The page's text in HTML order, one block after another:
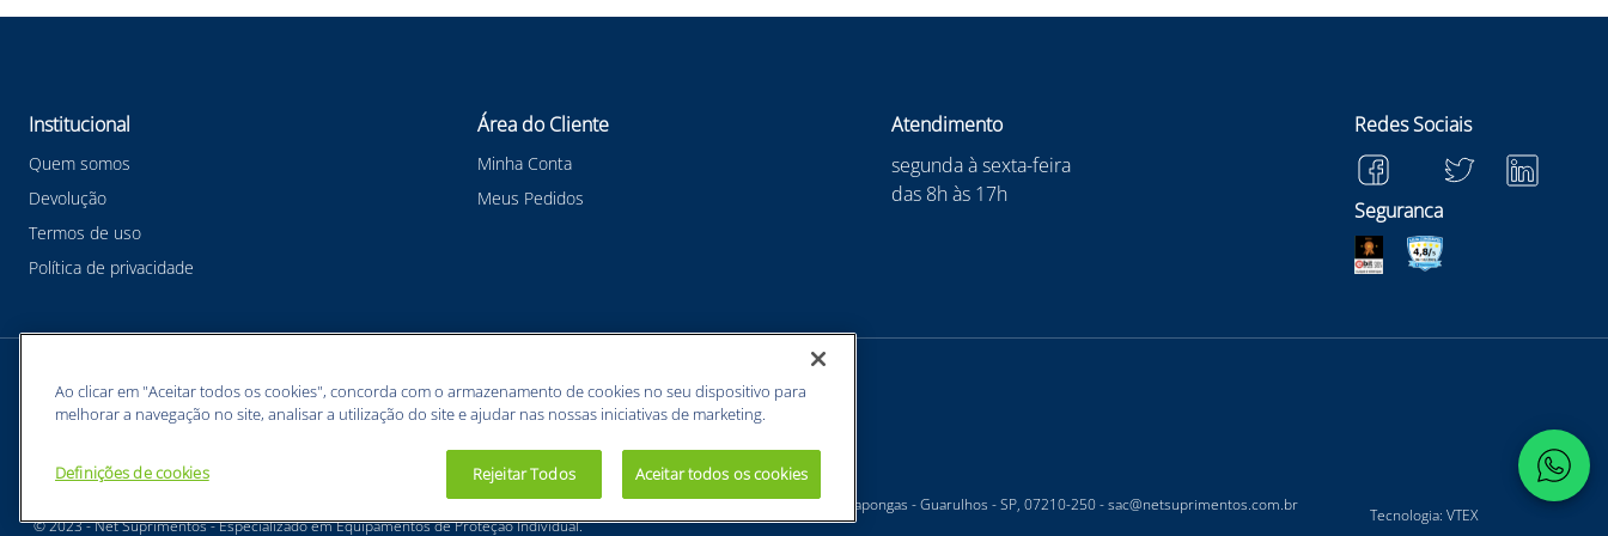
Institucional
Quem somos
Devolução
Termos de uso
Política de privacidade
Área do Cliente
Minha Conta
Meus Pedidos
Atendimento
segunda à sexta-feira
das 8h às 17h
Redes Sociais
Seguranca
Meios de pagamentos
BUNZL EQUIPAMENTOS PARA PROTEÇÃO INDIVIDUAL. - CNPJ: 43.854.777/0001-26 - Estrada Velha Guarulhos, 5135 - Jardim Arapongas - Guarulhos - SP, 07210-250 -sac@netsuprimentos.com.br
© 2023 - Net Suprimentos - Especializado em Equipamentos de Proteção Individual.
Tecnologia: VTEX
Ao clicar em "Aceitar todos os cookies", concorda com o armazenamento de cookies no seu dispositivo para
melhorar a navegação no site, analisar a utilização do site e ajudar nas nossas iniciativas de marketing.
Definições de cookies Rejeitar Todos Aceitar todos os cookies